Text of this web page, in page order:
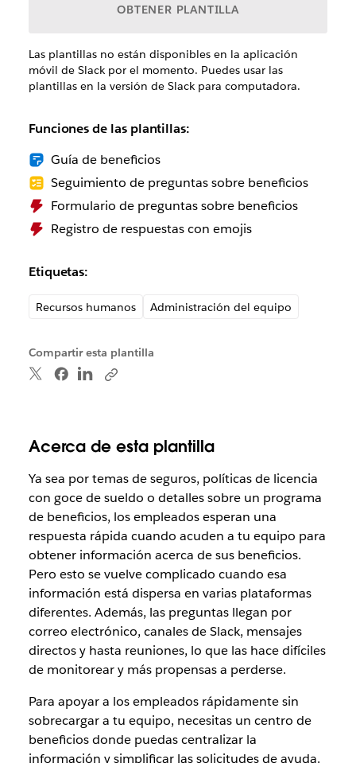
OBTENER PLANTILLA
Las plantillas no están disponibles en la aplicación
móvil de Slack por el momento. Puedes usar las
plantillas en la versión de Slack para computadora.
Funciones de las plantillas:
Guía de beneficios
Seguimiento de preguntas sobre beneficios
Formulario de preguntas sobre beneficios
Registro de respuestas con emojis
Etiquetas:
Recursos humanos Administración del equipo
Compartir esta plantilla
Acerca de esta plantilla
Ya sea por temas de seguros, políticas de licencia
con goce de sueldo o detalles sobre un programa
de beneficios, los empleados esperan una
respuesta rápida cuando acuden a tu equipo para
obtener información acerca de sus beneficios.
Pero esto se vuelve complicado cuando esa
información está dispersa en varias plataformas
diferentes. Además, las preguntas llegan por
correo electrónico, canales de Slack, mensajes
directos y hasta reuniones, lo que las hace difíciles
de monitorear y más propensas a perderse.
Para apoyar a los empleados rápidamente sin
sobrecargar a tu equipo, necesitas un centro de
beneficios donde puedas centralizar la
información y simplificar las solicitudes de ayuda.